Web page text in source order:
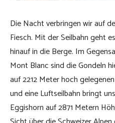
Die Nacht verbringen wir auf
Fiesch. Mit der Seilbahn geht
hinauf in die Berge. Im
Mont Blanc sind die Gondeln
auf 2212 Meter hoch
und eine Luftseilbahn bringt
Eggishorn auf 2871 Metern